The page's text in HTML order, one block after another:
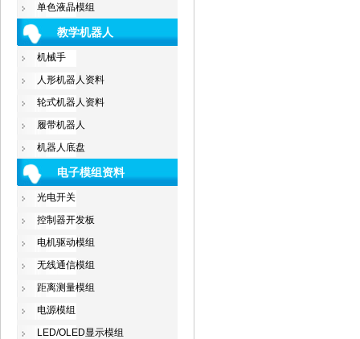
单色液晶模组
教学机器人
机械手
人形机器人资料
轮式机器人资料
履带机器人
机器人底盘
电子模组资料
光电开关
控制器开发板
电机驱动模组
无线通信模组
距离测量模组
电源模组
LED/OLED显示模组